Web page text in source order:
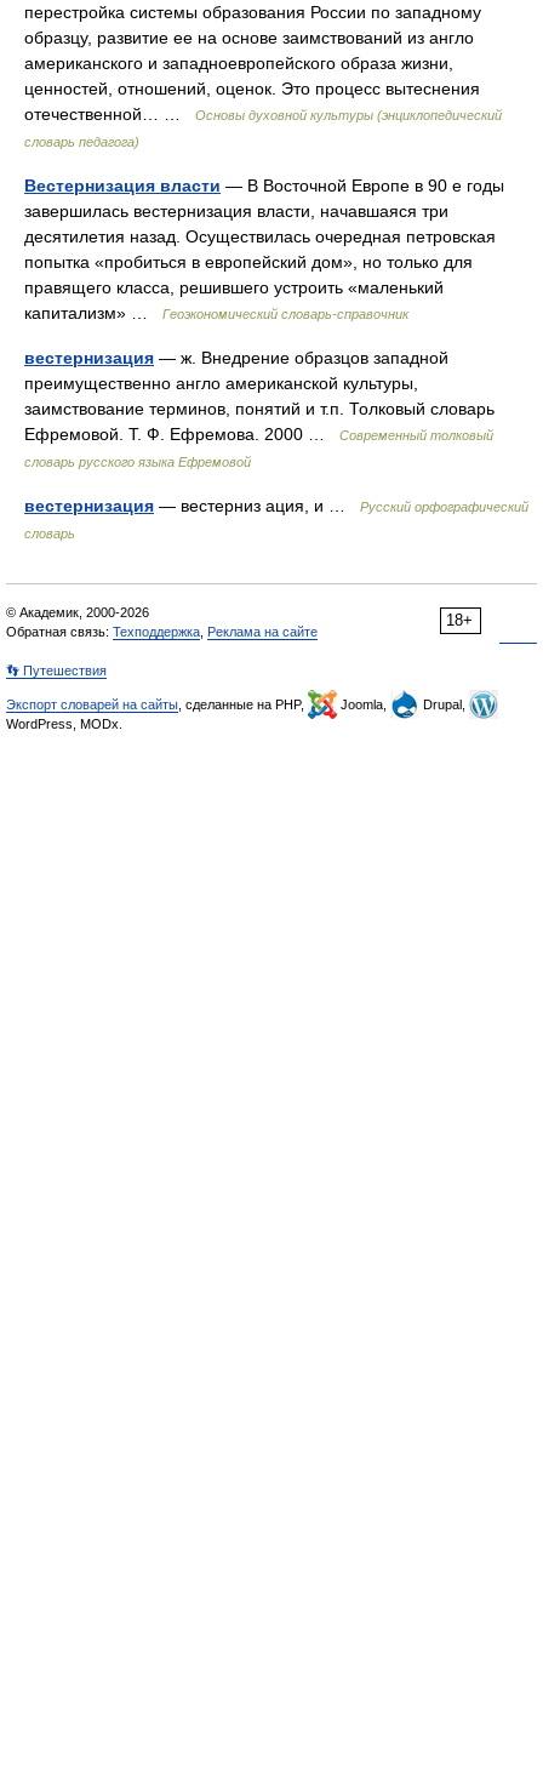
перестройка системы образования России по западному
образцу, развитие ее на основе заимствований из англо
американского и западноевропейского образа жизни,
ценностей, отношений, оценок. Это процесс вытеснения
отечественной… …
Основы духовной культуры (энциклопедический
словарь педагога)
Вестернизация власти — В Восточной Европе в 90 е годы
завершилась вестернизация власти, начавшаяся три
десятилетия назад. Осуществилась очередная петровская
попытка «пробиться в европейский дом», но только для
правящего класса, решившего устроить «маленький
капитализм» …
Геоэкономический словарь-справочник
вестернизация — ж. Внедрение образцов западной
преимущественно англо американской культуры,
заимствование терминов, понятий и т.п. Толковый словарь
Ефремовой. Т. Ф. Ефремова. 2000 …
Современный толковый
словарь русского языка Ефремовой
вестернизация — вестерниз ация, и …
Русский орфографический
словарь
18+
© Академик, 2000-2026
Обратная связь: Техподдержка Реклама на сайте
👣 Путешествия
Экспорт словарей на сайты , сделанные на PHP, Joomla,
Drupal,
WordPress, MODx.